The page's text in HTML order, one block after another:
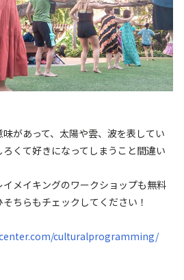
があって、太陽や雲、波を表してい
くて好きになってしまうこと間違い
メイキングのワークショップも無料
ちらもチェックしてください！
culturalprogramming/